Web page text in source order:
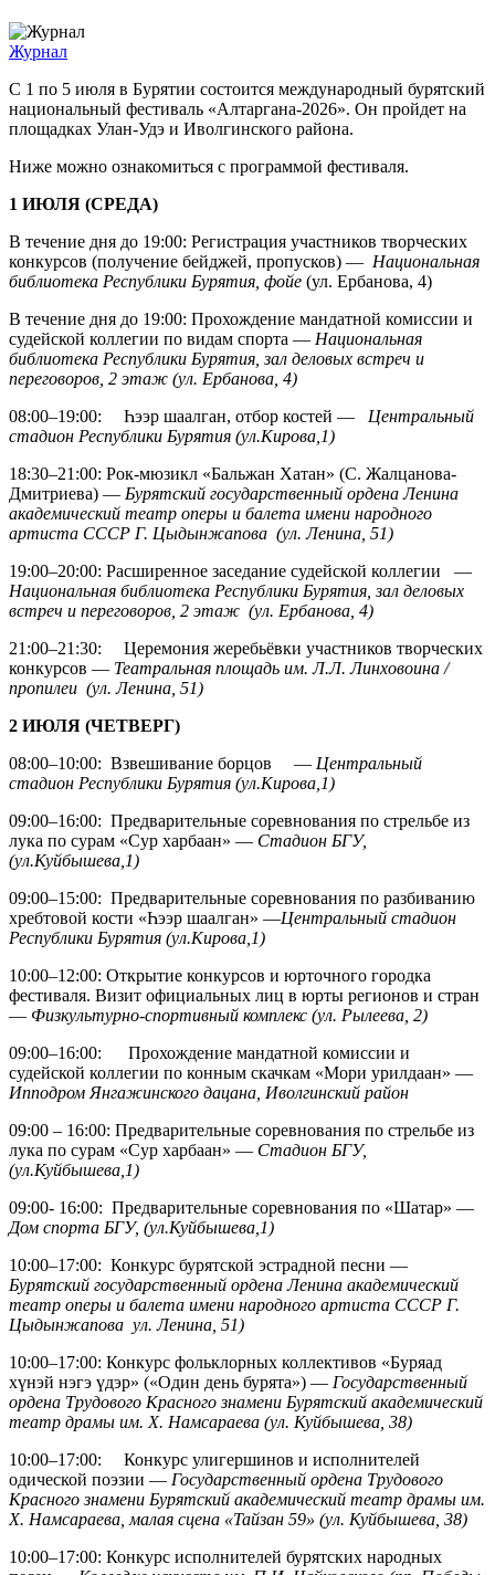
Журнал
С 1 по 5 июля в Бурятии состоится международный бурятский
национальный фестиваль «Алтаргана-2026». Он пройдет на
площадках Улан-Удэ и Иволгинского района.
Ниже можно ознакомиться с программой фестиваля.
1 ИЮЛЯ (СРЕДА)
В течение дня до 19:00: Регистрация участников творческих
конкурсов (получение бейджей, пропусков) — Национальная
библиотека Республики Бурятия, фойе (ул. Ербанова, 4)
В течение дня до 19:00: Прохождение мандатной комиссии и
судейской коллегии по видам спорта — Национальная
библиотека Республики Бурятия, зал деловых встреч и
переговоров, 2 этаж (ул. Ербанова, 4)
08:00–19:00: Һээр шаалган, отбор костей — Центральный
стадион Республики Бурятия (ул.Кирова,1)
18:30–21:00: Рок-мюзикл «Бальжан Хатан» (С. Жалцанова-
Дмитриева) — Бурятский государственный ордена Ленина
академический театр оперы и балета имени народного
артиста СССР Г. Цыдынжапова (ул. Ленина, 51)
19:00–20:00: Расширенное заседание судейской коллегии —
Национальная библиотека Республики Бурятия, зал деловых
встреч и переговоров, 2 этаж (ул. Ербанова, 4)
21:00–21:30: Церемония жеребьёвки участников творческих
конкурсов — Театральная площадь им. Л.Л. Линховоина /
пропилеи (ул. Ленина, 51)
2 ИЮЛЯ (ЧЕТВЕРГ)
08:00–10:00: Взвешивание борцов — Центральный
стадион Республики Бурятия (ул.Кирова,1)
09:00–16:00: Предварительные соревнования по стрельбе из
лука по сурам «Сур харбаан» — Стадион БГУ,
(ул.Куйбышева,1)
09:00–15:00: Предварительные соревнования по разбиванию
хребтовой кости «Һээр шаалган» —Центральный стадион
Республики Бурятия (ул.Кирова,1)
10:00–12:00: Открытие конкурсов и юрточного городка
фестиваля. Визит официальных лиц в юрты регионов и стран
— Физкультурно-спортивный комплекс (ул. Рылеева, 2)
09:00–16:00: Прохождение мандатной комиссии и
судейской коллегии по конным скачкам «Мори урилдаан» —
Ипподром Янгажинского дацана, Иволгинский район
09:00 – 16:00: Предварительные соревнования по стрельбе из
лука по сурам «Сур харбаан» — Стадион БГУ,
(ул.Куйбышева,1)
09:00- 16:00: Предварительные соревнования по «Шатар» —
Дом спорта БГУ, (ул.Куйбышева,1)
10:00–17:00: Конкурс бурятской эстрадной песни —
Бурятский государственный ордена Ленина академический
театр оперы и балета имени народного артиста СССР Г.
Цыдынжапова ул. Ленина, 51)
10:00–17:00: Конкурс фольклорных коллективов «Буряад
хүнэй нэгэ үдэр» («Один день бурята») — Государственный
ордена Трудового Красного знамени Бурятский академический
театр драмы им. Х. Намсараева (ул. Куйбышева, 38)
10:00–17:00: Конкурс улигершинов и исполнителей
одической поэзии — Государственный ордена Трудового
Красного знамени Бурятский академический театр драмы им.
Х. Намсараева, малая сцена «Тайзан 59» (ул. Куйбышева, 38)
10:00–17:00: Конкурс исполнителей бурятских народных